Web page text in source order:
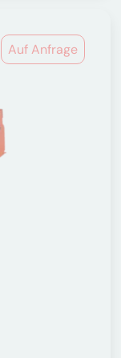
Auf Anfrage